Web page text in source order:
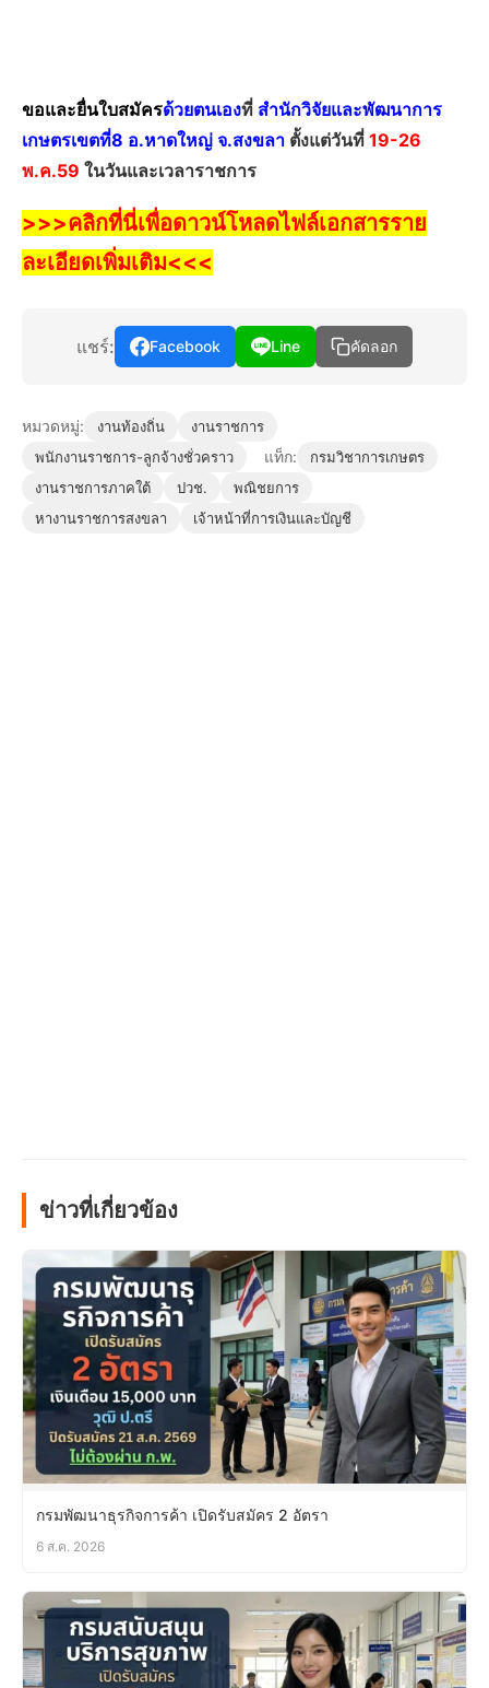
ขอและยื่นใบสมัครด้วยตนเองที่ สำนักวิจัยและพัฒนาการ
เกษตรเขตที่8 อ.หาดใหญ่ จ.สงขลา ตั้งแต่วันที่ 19-26
พ.ค.59 ในวันและเวลาราชการ
>>>คลิกที่นี่เพื่อดาวน์โหลดไฟล์เอกสารราย
ละเอียดเพิ่มเติม<<<
แชร์: Facebook Line คัดลอก
หมวดหมู่: งานท้องถิ่น
งานราชการ
พนักงานราชการ-ลูกจ้างชั่วคราว
แท็ก:
กรมวิชาการเกษตร
งานราชการภาคใต้
ปวช.
พณิชยการ
หางานราชการสงขลา
เจ้าหน้าที่การเงินและบัญชี
ข่าวที่เกี่ยวข้อง
กรมพัฒนาธุรกิจการค้า เปิดรับสมัคร 2 อัตรา
6 ส.ค. 2026